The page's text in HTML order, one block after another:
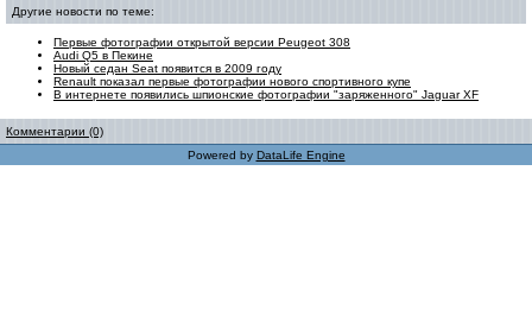
Другие новости по теме:
Первые фотографии открытой версии Peugeot 308
Audi Q5 в Пекине
Новый седан Seat появится в 2009 году
Renault показал первые фотографии нового спортивного купе
В интернете появились шпионские фотографии "заряженного" Jaguar XF
Комментарии (0)
Powered by DataLife Engine